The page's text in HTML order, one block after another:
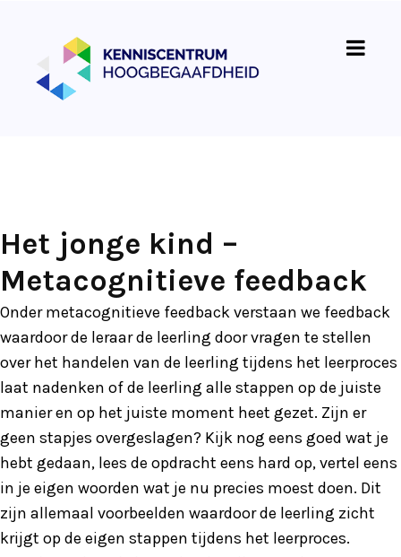
Het jonge kind –
Metacognitieve feedback
Onder metacognitieve feedback verstaan we feedback
waardoor de leraar de leerling door vragen te stellen
over het handelen van de leerling tijdens het leerproces
laat nadenken of de leerling alle stappen op de juiste
manier en op het juiste moment heet gezet. Zijn er
geen stapjes overgeslagen? Kijk nog eens goed wat je
hebt gedaan, lees de opdracht eens hard op, vertel eens
in je eigen woorden wat je nu precies moest doen. Dit
zijn allemaal voorbeelden waardoor de leerling zicht
krijgt op de eigen stappen tijdens het leerproces.